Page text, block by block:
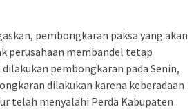
pembongkaran paksa yang akan
perusahaan membandel tetap
pembongkaran pada Senin,
dilakukan karena keberadaan
telah menyalahi Perda Kabupaten